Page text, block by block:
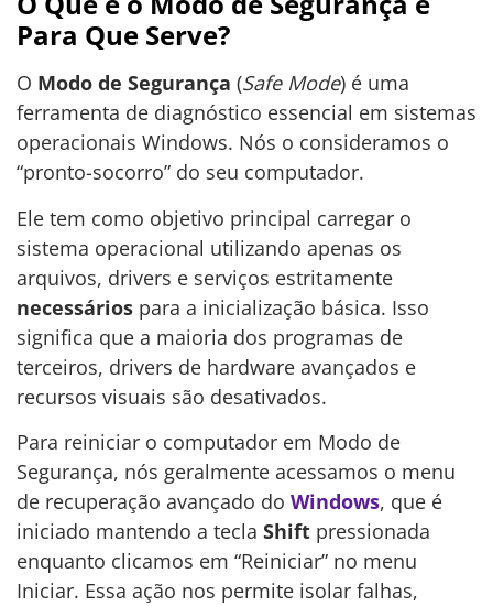
Para Que Serve?
O Modo de Segurança (Safe Mode) é uma
ferramenta de diagnóstico essencial em sistemas
operacionais Windows. Nós o consideramos o
“pronto-socorro” do seu computador.
Ele tem como objetivo principal carregar o
sistema operacional utilizando apenas os
arquivos, drivers e serviços estritamente
necessários para a inicialização básica. Isso
significa que a maioria dos programas de
terceiros, drivers de hardware avançados e
recursos visuais são desativados.
Para reiniciar o computador em Modo de
Segurança, nós geralmente acessamos o menu
de recuperação avançado do Windows, que é
iniciado mantendo a tecla Shift pressionada
enquanto clicamos em “Reiniciar” no menu
Iniciar. Essa ação nos permite isolar falhas,